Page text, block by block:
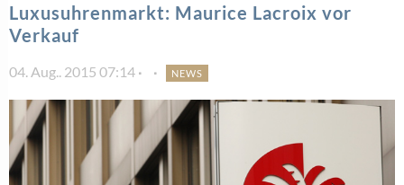
Luxusuhrenmarkt: Maurice Lacroix vor
Verkauf
04. Aug.. 2015 07:14 NEWS